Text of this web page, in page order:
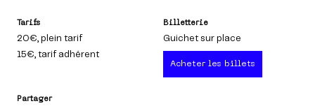
Tarifs
20€, plein tarif
15€, tarif adhérent
Billetterie
Guichet sur place
Acheter les billets
Partager